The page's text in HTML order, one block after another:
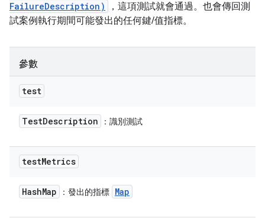
FailureDescription)
，這項測試就會通過。也會傳回測
試案例執行期間可能發出的任何鍵/值指標。
參數
test
TestDescription ：識別測試
testMetrics
HashMap ：發出的指標 Map